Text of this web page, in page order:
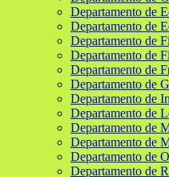
Departamento de
Departamento de
Departamento de
Departamento de
Departamento de
Departamento de
Departamento de
Departamento de
Departamento de
Departamento de
Departamento de
Departamento de